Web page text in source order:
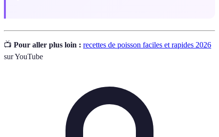
📺 Pour aller plus loin : recettes de poisson faciles et rapides 2026
sur YouTube